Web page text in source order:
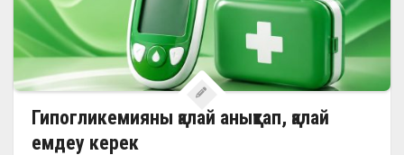
Гипогликемияны қалай анықтап, қалай
емдеу керек